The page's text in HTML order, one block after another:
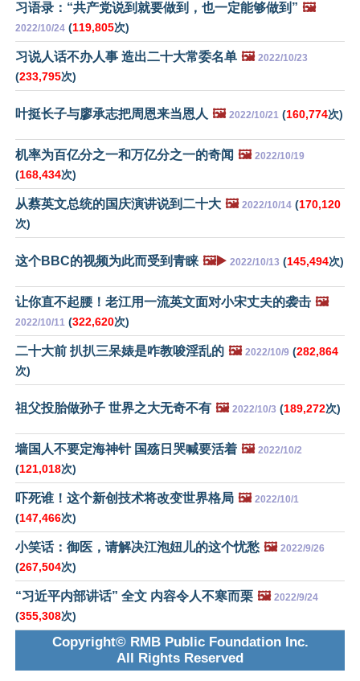
习语录：“共产党说到就要做到，也一定能够做到” 🖼️
2022/10/24 (119,805次)
习说人话不办人事 造出二十大常委名单 🖼️ 2022/10/23
(233,795次)
叶挺长子与廖承志把周恩来当恩人 🖼️ 2022/10/21 (160,774次)
机率为百亿分之一和万亿分之一的奇闻 🖼️ 2022/10/19
(168,434次)
从蔡英文总统的国庆演讲说到二十大 🖼️ 2022/10/14 (170,120
次)
这个BBC的视频为此而受到青睐 🖼️▶️ 2022/10/13 (145,494次)
让你直不起腰！老江用一流英文面对小宋丈夫的袭击 🖼️
2022/10/11 (322,620次)
二十大前 扒扒三呆婊是咋教唆淫乱的 🖼️ 2022/10/9 (282,864
次)
祖父投胎做孙子 世界之大无奇不有 🖼️ 2022/10/3 (189,272次)
墙国人不要定海神针 国殇日哭喊要活着 🖼️ 2022/10/2
(121,018次)
吓死谁！这个新创技术将改变世界格局 🖼️ 2022/10/1
(147,466次)
小笑话：御医，请解决江泡妞儿的这个忧愁 🖼️ 2022/9/26
(267,504次)
“习近平内部讲话” 全文 内容令人不寒而栗 🖼️ 2022/9/24
(355,308次)
Copyright© RMB Public Foundation Inc.
All Rights Reserved